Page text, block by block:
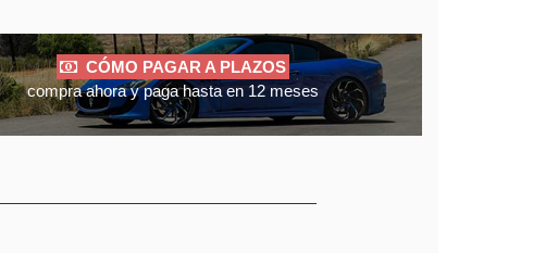
CÓMO PAGAR A PLAZOS
compra ahora y paga hasta en 12 meses